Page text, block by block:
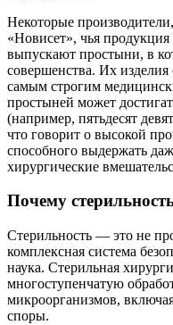
Некоторые
«Новисет», чья
выпускают простыни, в
совершенства. Их
самым строгим
простыней может
(например, пятьдесят
что говорит о высокой
способного выдержать
хирургические
Почему
Стерильность — это не
комплексная система
наука. Стерильная
многоступенчатую
микроорганизмов,
споры.